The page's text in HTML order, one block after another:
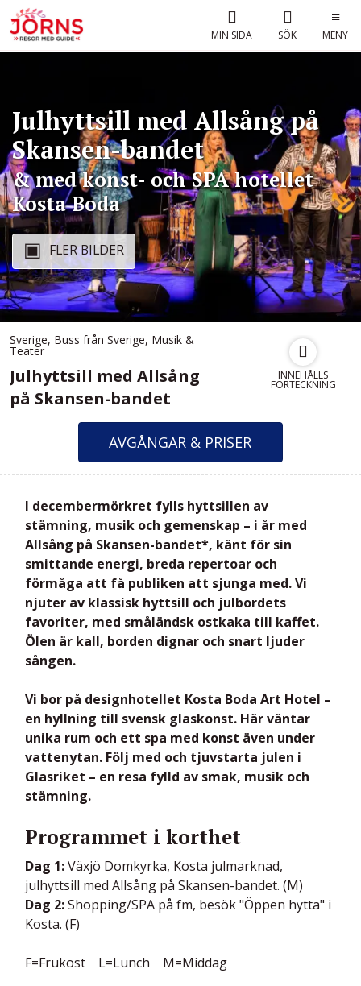
MIN SIDA SÖK MENY
Julhyttsill med Allsång på
Skansen-bandet
& med konst- och SPA hotellet
Kosta Boda
FLER BILDER
Sverige, Buss från Sverige, Musik &
Teater
Julhyttsill med Allsång
på Skansen-bandet
AVGÅNGAR & PRISER
INNEHÅLLS
FÖRTECKNING
I decembermörkret fylls hyttsillen av
stämning, musik och gemenskap – i år med
Allsång på Skansen-bandet*, känt för sin
smittande energi, breda repertoar och
förmåga att få publiken att sjunga med. Vi
njuter av klassisk hyttsill och julbordets
favoriter, med småländsk ostkaka till kaffet.
Ölen är kall, borden dignar och snart ljuder
sången.
Vi bor på designhotellet Kosta Boda Art Hotel –
en hyllning till svensk glaskonst. Här väntar
unika rum och ett spa med konst även under
vattenytan. Följ med och tjuvstarta julen i
Glasriket – en resa fylld av smak, musik och
stämning.
Programmet i korthet
Dag 1:Växjö Domkyrka, Kosta julmarknad,
julhyttsill med Allsång på Skansen-bandet. (M)
Dag 2:Shopping/SPA på fm, besök "Öppen hytta" i
Kosta. (F)
F=Frukost L=Lunch M=Middag